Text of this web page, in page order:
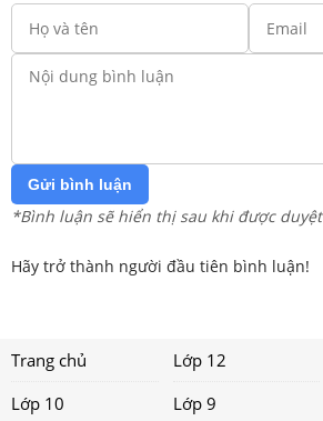
Gửi bình luận
*Bình luận sẽ hiển thị sau khi được duyệt
Hãy trở thành người đầu tiên bình luận!
Trang chủ Lớp 12
Lớp 10
Lớp 9